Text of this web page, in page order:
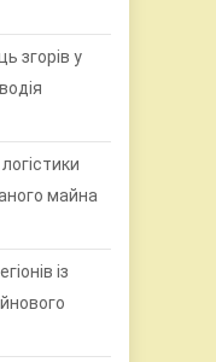
згорів у
майна
із